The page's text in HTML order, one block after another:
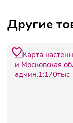
Другие